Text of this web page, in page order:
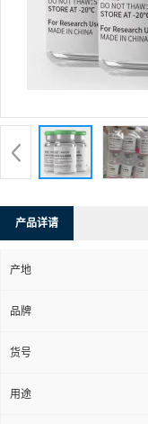
产品详请
产地
品牌
货号
用途